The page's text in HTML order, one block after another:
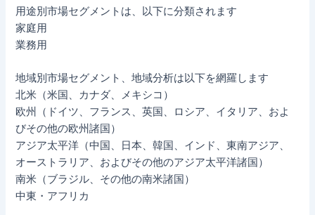
用途別市場セグメントは、以下に分類されます
家庭用
業務用
地域別市場セグメント、地域分析は以下を網羅します
北米（米国、カナダ、メキシコ）
欧州（ドイツ、フランス、英国、ロシア、イタリア、およ
びその他の欧州諸国）
アジア太平洋（中国、日本、韓国、インド、東南アジア、
オーストラリア、およびその他のアジア太平洋諸国）
南米（ブラジル、その他の南米諸国）
中東・アフリカ